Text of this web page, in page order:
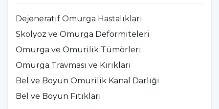
2020 – 2021:
Midyat Devlet Hastanesi – Beyin
ve Sinir Cerrahı
2014 – 2020:
Araştırma Hastanesi – Asistan Hekim
2013 – 2014:
Kartal Yavuz Selim Devlet
Hastanesi Acil Servis – Pratisyen Hekim
Dejeneratif Omurga Hastalıkları
Skolyoz ve Omurga Deformiteleri
Omurga ve Omurilik Tümörleri
Omurga Travması ve Kırıkları
Bel ve Boyun Omurilik Kanal Darlığı
Bel ve Boyun Fıtıkları